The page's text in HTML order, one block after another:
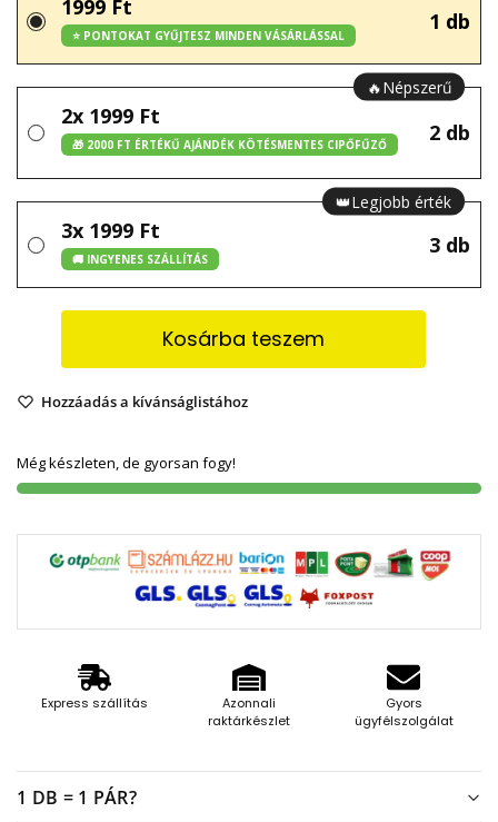
1999 Ft
⭐ PONTOKAT GYŰJTESZ MINDEN VÁSÁRLÁSSAL
1 db
🔥Népszerű
2x 1999 Ft
🎁 2000 FT ÉRTÉKŰ AJÁNDÉK KÖTÉSMENTES CIPŐFŰZŐ 2 db
👑Legjobb érték
3x 1999 Ft
🚚 INGYENES SZÁLLÍTÁS
3 db
Kosárba teszem
Hozzáadás a kívánságlistához
Még készleten, de gyorsan fogy!
Express szállítás
Azonnali
raktárkészlet
Gyors
ügyfélszolgálat
1 DB = 1 PÁR?